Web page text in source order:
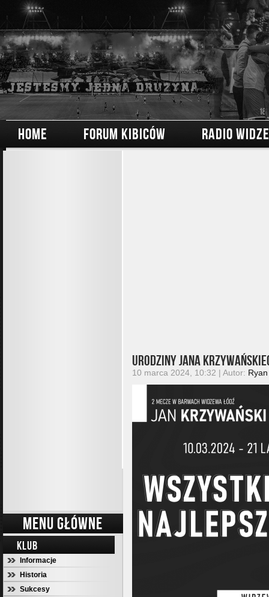
HOME FORUM KIBICÓW RADIO
MENU GŁÓWNE
KLUB
Informacje
Historia
Sukcesy
Urodziny Jana
10 marca 2024, 10:32 | Autor: Ryan